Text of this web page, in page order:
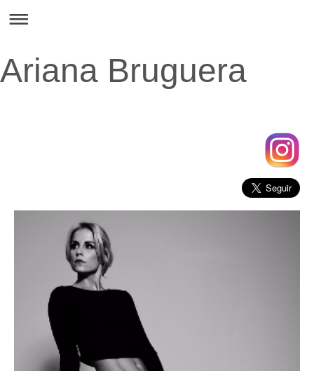
Ariana Bruguera